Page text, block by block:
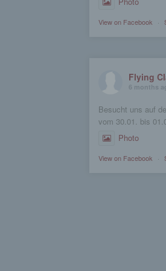
View on Facebook ·
Flying
6 months
Besucht uns auf
vom 30.01. bis
Photo
View on Facebook ·